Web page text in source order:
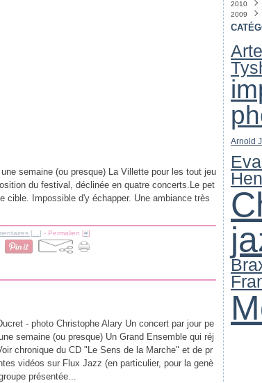
semaine (ou presque) La Villette pour les tout jeu
du festival, déclinée en quatre concerts.Le pet
cible. Impossible d'y échapper. Une ambiance très
[… ] - Permalien [#]
- photo Christophe Alary Un concert par jour pe
semaine (ou presque) Un Grand Ensemble qui réj
chronique du CD "Le Sens de la Marche" et de pr
vidéos sur Flux Jazz (en particulier, pour la genè
présentée...
Février
Juillet
Juin
Mai
Avril
Mars
Août
Juillet
Juin
Mai
Avril
Mars
2010
Août
Juillet
Juin
Mai
Avril
2009
Août
Juillet
Arnold